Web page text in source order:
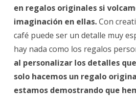
en regalos originales si
imaginación en ellas.Con
café puede ser un detalle muy
hay nada como los regalos
al personalizar los detalles
solo hacemos un regalo
estamos demostrando que